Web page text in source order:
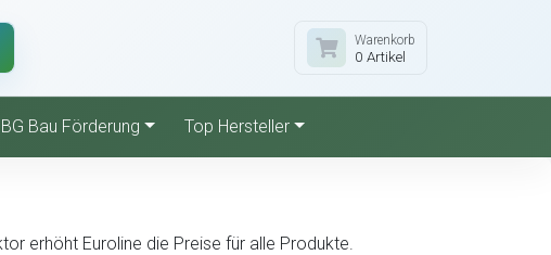
Warenkorb
0 Artikel
BG Bau Förderung Top Hersteller
erhöht Euroline die Preise für alle Produkte.